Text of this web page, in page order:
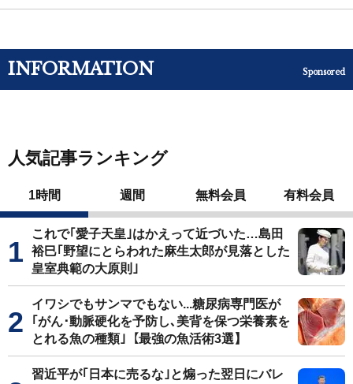
INFORMATION Sponsored
人気記事ランキング
1時間 週間 無料会員 有料会員
これで｢愛子天皇｣はかえって近づいた…島田
裕巳｢野望にとらわれた麻生太郎が見落とした
皇室典範の大原則｣
イワシでもサンマでもない...糖尿病専門医が
｢がん･動脈硬化を予防し､美背を保つ栄養素を
とれる魚の種類｣【最強の魚活術3選】
習近平が｢日本に売るな｣と煽った翌日にバレ